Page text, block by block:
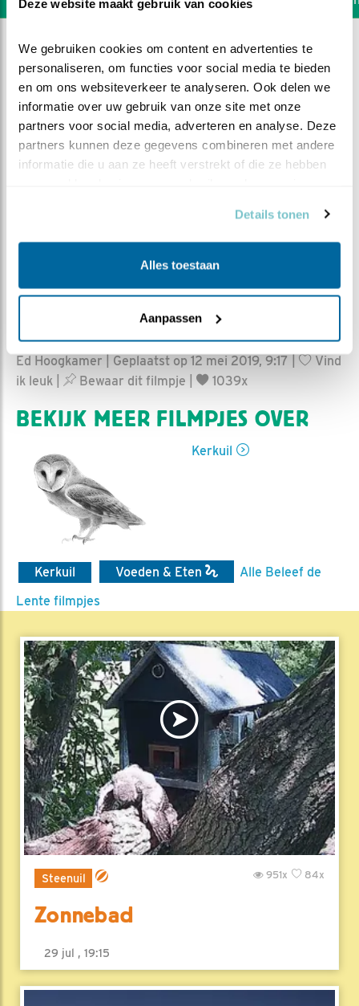
Deze website maakt gebruik van cookies
We gebruiken cookies om content en advertenties te
personaliseren, om functies voor social media te bieden
en om ons websiteverkeer te analyseren. Ook delen we
informatie over uw gebruik van onze site met onze
partners voor social media, adverteren en analyse. Deze
partners kunnen deze gegevens combineren met andere
informatie die u aan ze heeft verstrekt of die ze hebben
Details tonen
Alles toestaan
Aanpassen
DEEL DIT FILMPJE
Onder moeders vleugels
Ed Hoogkamer | Geplaatst op 12 mei 2019, 9:17 |
Vind
ik leuk
Bewaar dit filmpje 1039x
BEKIJK MEER FILMPJES OVER
Kerkuil
Kerkuil Voeden & Eten
Alle Beleef de
Lente filmpjes
Steenuil 84x
951x
Zonnebad
29 jul , 19:15